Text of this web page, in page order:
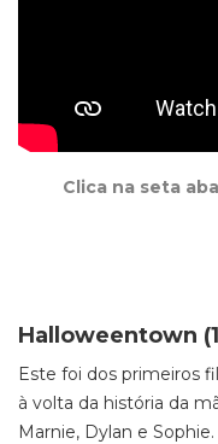
Clica na seta
Halloweentown
Este foi dos primeiros
à volta da história da
Marnie, Dylan e